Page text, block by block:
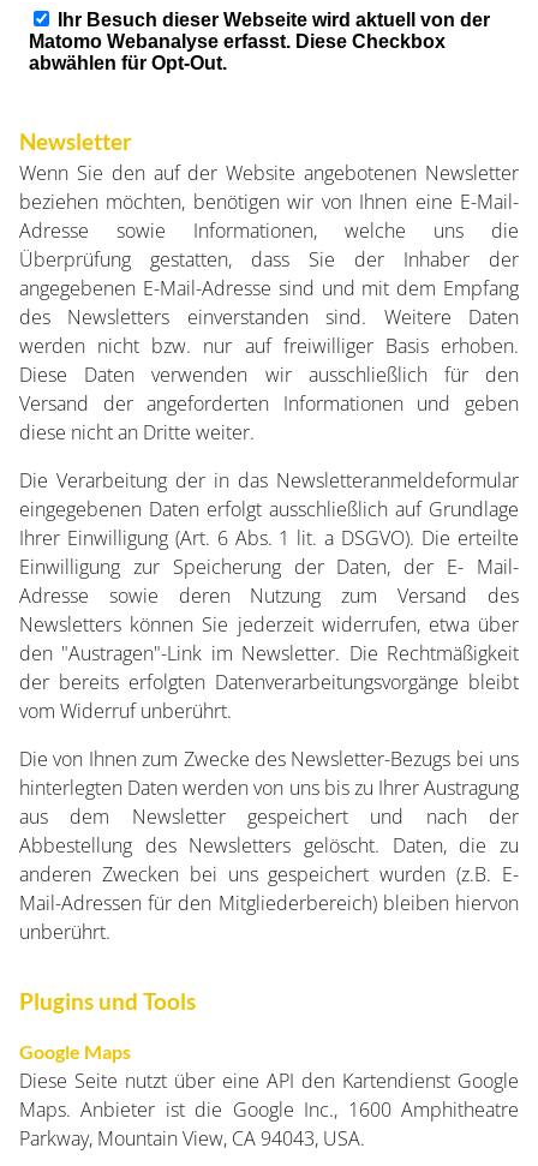
Newsletter
Wenn Sie den auf der Website angebotenen Newsletter
beziehen möchten, benötigen wir von Ihnen eine E-Mail-
Adresse sowie Informationen, welche uns die
Überprüfung gestatten, dass Sie der Inhaber der
angegebenen E-Mail-Adresse sind und mit dem Empfang
des Newsletters einverstanden sind. Weitere Daten
werden nicht bzw. nur auf freiwilliger Basis erhoben.
Diese Daten verwenden wir ausschließlich für den
Versand der angeforderten Informationen und geben
diese nicht an Dritte weiter.
Die Verarbeitung der in das Newsletteranmeldeformular
eingegebenen Daten erfolgt ausschließlich auf Grundlage
Ihrer Einwilligung (Art. 6 Abs. 1 lit. a DSGVO). Die erteilte
Einwilligung zur Speicherung der Daten, der E- Mail-
Adresse sowie deren Nutzung zum Versand des
Newsletters können Sie jederzeit widerrufen, etwa über
den "Austragen"-Link im Newsletter. Die Rechtmäßigkeit
der bereits erfolgten Datenverarbeitungsvorgänge bleibt
vom Widerruf unberührt.
Die von Ihnen zum Zwecke des Newsletter-Bezugs bei uns
hinterlegten Daten werden von uns bis zu Ihrer Austragung
aus dem Newsletter gespeichert und nach der
Abbestellung des Newsletters gelöscht. Daten, die zu
anderen Zwecken bei uns gespeichert wurden (z.B. E-
Mail-Adressen für den Mitgliederbereich) bleiben hiervon
unberührt.
Plugins und Tools
Google Maps
Diese Seite nutzt über eine API den Kartendienst Google
Maps. Anbieter ist die Google Inc., 1600 Amphitheatre
Parkway, Mountain View, CA 94043, USA.